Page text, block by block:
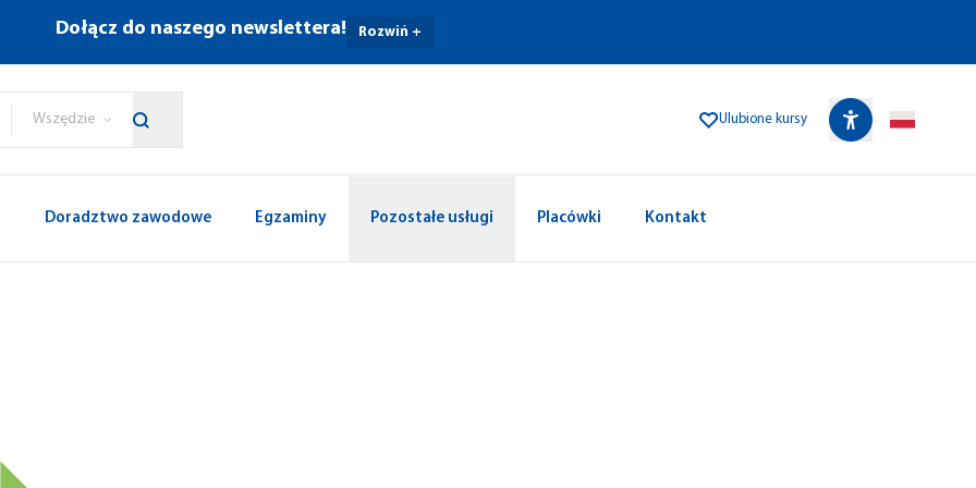
Dołącz do naszego newslettera! Rozwiń +
Wszędzie Ulubione kursy
Doradztwo zawodowe Egzaminy Pozostałe usługi Placówki Kontakt